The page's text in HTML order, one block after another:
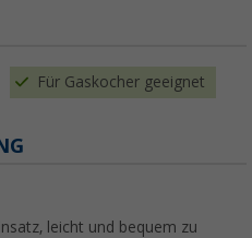
Für Gaskocher geeignet
leicht und bequem zu